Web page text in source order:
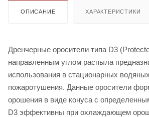
ОПИСАНИЕ ХАРАКТЕРИСТИКИ
Дренчерные оросители типа D3
направленным углом распыла
использования в стационарных
пожаротушения. Данные оросители
орошения в виде конуса с
D3 эффективны при охлаждающем